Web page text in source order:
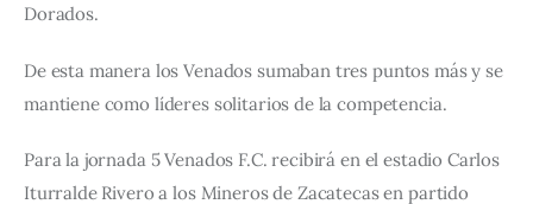
Dorados.
De esta manera los Venados sumaban tres puntos más y se
mantiene como líderes solitarios de la competencia.
Para la jornada 5 Venados F.C. recibirá en el estadio Carlos
Iturralde Rivero a los Mineros de Zacatecas en partido